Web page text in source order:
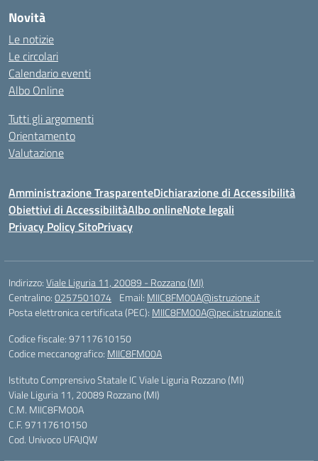
Novità
Le notizie
Le circolari
Calendario eventi
Albo Online
Tutti gli argomenti
Orientamento
Valutazione
Amministrazione TrasparenteDichiarazione di Accessibilità
Obiettivi di AccessibilitàAlbo onlineNote legali
Privacy Policy SitoPrivacy
Indirizzo:Viale Liguria 11, 20089 - Rozzano (MI)
Centralino:0257501074 Email: MIIC8FM00A@istruzione.it
Posta elettronica certificata (PEC): MIIC8FM00A@pec.istruzione.it
Codice fiscale: 97117610150
Codice meccanografico: MIIC8FM00A
Istituto Comprensivo Statale IC Viale Liguria Rozzano (MI)
Viale Liguria 11, 20089 Rozzano (MI)
C.M. MIIC8FM00A
C.F. 97117610150
Cod. Univoco UFAJQW